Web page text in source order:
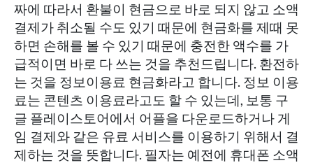
짜에 따라서 환불이 현금으로 바로 되지 않고 소액
결제가 취소될 수도 있기 때문에 현금화를 제때 못
하면 손해를 볼 수 있기 때문에 충전한 액수를 가
급적이면 바로 다 쓰는 것을 추천드립니다. 환전하
는 것을 정보이용료 현금화라고 합니다. 정보 이용
료는 콘텐츠 이용료라고도 할 수 있는데, 보통 구
글 플레이스토어에서 어플을 다운로드하거나 게
임 결제와 같은 유료 서비스를 이용하기 위해서 결
제하는 것을 뜻합니다. 필자는 예전에 휴대폰 소액